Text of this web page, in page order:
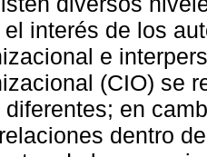
interés de los
e
(CIO) se
en
dentro